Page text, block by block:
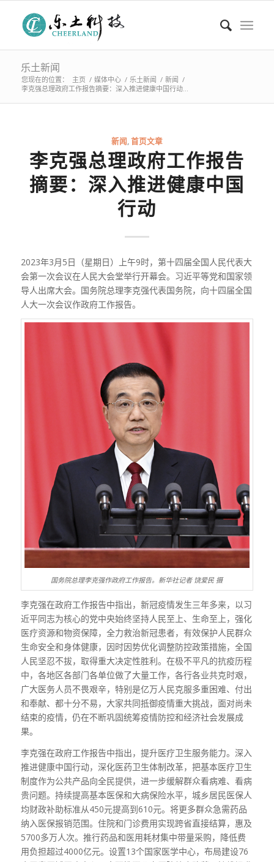
乐土新闻
您现在的位置： 主页 / 媒体中心 / 乐土新闻 / 新闻 /
李克强总理政府工作报告摘要：深入推进健康中国行动...
新闻,首页文章
李克强总理政府工作报告
摘要：深入推进健康中国
行动
2023年3月5日（星期日）上午9时，第十四届全国人民代表大
会第一次会议在人民大会堂举行开幕会。习近平等党和国家领
导人出席大会。国务院总理李克强代表国务院，向十四届全国
人大一次会议作政府工作报告。
国务院总理李克强作政府工作报告。新华社记者 饶爱民 摄
李克强在政府工作报告中指出，新冠疫情发生三年多来，以习
近平同志为核心的党中央始终坚持人民至上、生命至上，强化
医疗资源和物资保障，全力救治新冠患者，有效保护人民群众
生命安全和身体健康，因时因势优化调整防控政策措施，全国
人民坚忍不拔，取得重大决定性胜利。在极不平凡的抗疫历程
中，各地区各部门各单位做了大量工作，各行各业共克时艰，
广大医务人员不畏艰辛，特别是亿万人民克服多重困难、付出
和奉献、都十分不易，大家共同抵御疫情重大挑战，面对尚未
结束的疫情，仍在不断巩固统筹疫情防控和经济社会发展成
果。
李克强在政府工作报告中指出，提升医疗卫生服务能力。深入
推进健康中国行动，深化医药卫生体制改革，把基本医疗卫生
制度作为公共产品向全民提供，进一步缓解群众看病难、看病
贵问题。持续提高基本医保和大病保险水平，城乡居民医保人
均财政补助标准从450元提高到610元。将更多群众急需药品
纳入医保报销范围。住院和门诊费用实现跨省直接结算，惠及
5700多万人次。推行药品和医用耗材集中带量采购，降低费
用负担超过4000亿元。设置13个国家医学中心，布局建设76